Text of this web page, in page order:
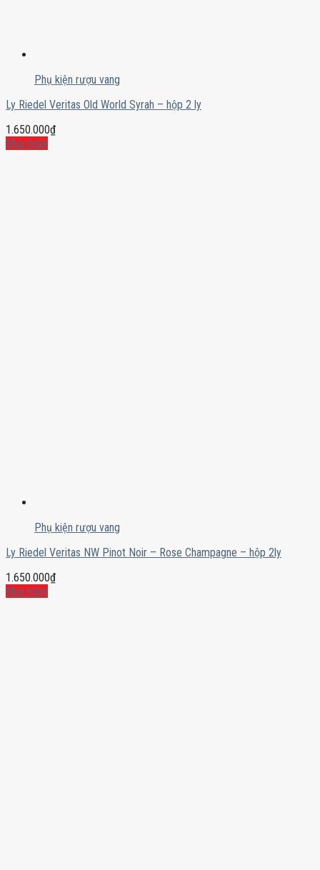
Phụ kiện rượu vang
Ly Riedel Veritas Old World Syrah – hộp 2 ly
1.650.000₫
Mua ngay
Phụ kiện rượu vang
Ly Riedel Veritas NW Pinot Noir – Rose Champagne – hộp 2ly
1.650.000₫
Mua ngay